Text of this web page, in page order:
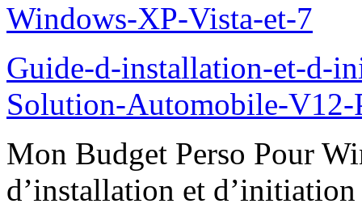
Windows-XP-Vista-et-7
Guide-d-installation-et-d-
Solution-Automobile-
Mon Budget Perso Pour
d’installation et